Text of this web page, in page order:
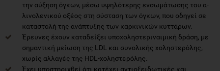
την αύξηση όγκων, μέσω υψηλότερης ενσωμάτωσης του α-
λινολενικού οξέος στη σύσταση των όγκων, που οδηγεί σε
καταστολή της ανάπτυξης των καρκινικών κυττάρων.
Έρευνες έχουν καταδείξει υποχοληστεριναιμική δράση, με
σημαντική μείωση της LDL και συνολικής χοληστερόλης,
χωρίς αλλαγές της HDL-χοληστερόλης.
Έχει υποστηριχθεί ότι κατέχει αντιοξειδωτικές και